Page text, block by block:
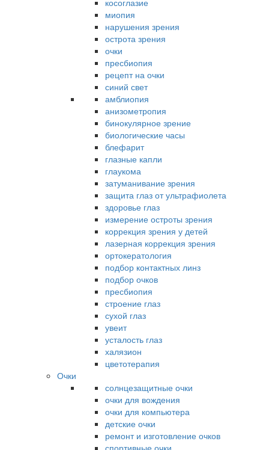
косоглазие
миопия
нарушения зрения
острота зрения
очки
пресбиопия
рецепт на очки
синий свет
амблиопия
анизометропия
бинокулярное зрение
биологические часы
блефарит
глазные капли
глаукома
затуманивание зрения
защита глаз от ультрафиолета
здоровье глаз
измерение остроты зрения
коррекция зрения у детей
лазерная коррекция зрения
ортокератология
подбор контактных линз
подбор очков
пресбиопия
строение глаз
сухой глаз
увеит
усталость глаз
халязион
цветотерапия
Очки
солнцезащитные очки
очки для вождения
очки для компьютера
детские очки
ремонт и изготовление очков